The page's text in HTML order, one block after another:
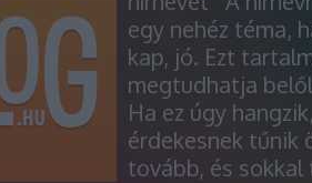
egy nehéz téma,
kap, jó. Ezt
megtudhatja
Ha ez úgy
érdekesnek tűnik
tovább, és